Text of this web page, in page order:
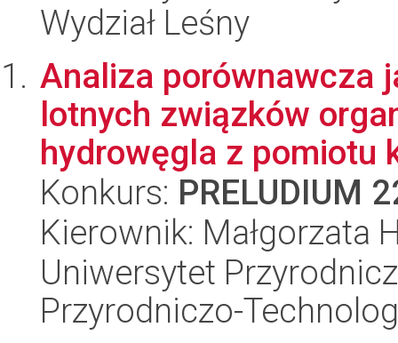
Wydział Leśny
Analiza porównawcza
lotnych związków
hydrowęgla z pomiotu
Konkurs: PRELUDIUM
Kierownik: Małgorzata
Uniwersytet
Przyrodniczo-